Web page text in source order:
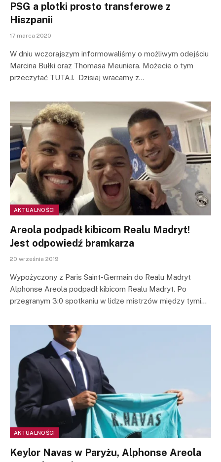
PSG a plotki prosto transferowe z
Hiszpanii
17 marca 2020
W dniu wczorajszym informowaliśmy o możliwym odejściu
Marcina Bułki oraz Thomasa Meuniera. Możecie o tym
przeczytać TUTAJ. Dzisiaj wracamy z…
AKTUALNOŚCI
Areola podpadł kibicom Realu Madryt!
Jest odpowiedź bramkarza
20 września 2019
Wypożyczony z Paris Saint-Germain do Realu Madryt
Alphonse Areola podpadł kibicom Realu Madryt. Po
przegranym 3:0 spotkaniu w lidze mistrzów między tymi…
AKTUALNOŚCI
Keylor Navas w Paryżu, Alphonse Areola